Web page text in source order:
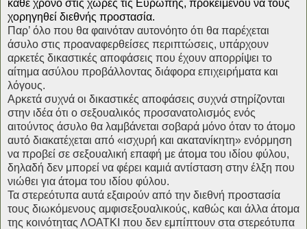
κάθε χρόνο στις χώρες τις Ευρώπης, προκειμένου να τους
χορηγηθεί διεθνής προστασία.
Παρ’ όλο που θα φαινόταν αυτονόητο ότι θα παρέχεται
άσυλο στις προαναφερθείσες περιπτώσεις, υπάρχουν
αρκετές δικαστικές αποφάσεις που έχουν απορρίψει το
αίτημα ασύλου προβάλλοντας διάφορα επιχειρήματα και
λόγους.
Αρκετά συχνά οι δικαστικές αποφάσεις συχνά στηρίζονται
στην ιδέα ότι ο σεξουαλικός προσανατολισμός ενός
αιτούντος άσυλο θα λαμβάνεται σοβαρά μόνο όταν το άτομο
αυτό διακατέχεται από «ισχυρή και ακατανίκητη» ενόρμηση
να προβεί σε σεξουαλική επαφή με άτομα του ιδίου φύλου,
δηλαδή δεν μπορεί να φέρει καμιά αντίσταση στην έλξη που
νιώθει για άτομα του ιδίου φύλου.
Τα στερεότυπα αυτά εξαιρούν από την διεθνή προστασία
τους διωκόμενους αμφισεξουαλικούς, καθώς και άλλα άτομα
της κοινότητας ΛΟΑΤΚΙ που δεν εμπίπτουν στα στερεότυπα